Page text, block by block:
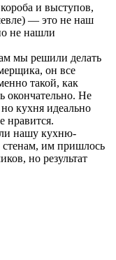
и выступов,
— это не наш
не нашли
мы решили делать
он все
такой, как
окончательно. Не
кухня идеально
нравится.
нашу кухню-
им пришлось
но результат